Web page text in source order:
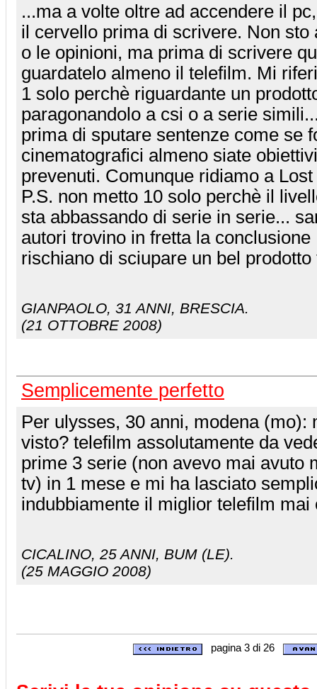
...ma a volte oltre ad accendere il
il cervello prima di scrivere. Non sto
o le opinioni, ma prima di scrivere
guardatelo almeno il telefilm. Mi
1 solo perchè riguardante un
paragonandolo a csi o a serie
prima di sputare sentenze come se
cinematografici almeno siate
prevenuti. Comunque ridiamo a
P.S. non metto 10 solo perchè il
sta abbassando di serie in serie...
autori trovino in fretta la conclusione
rischiano di sciupare un bel
GIANPAOLO, 31 ANNI, BRESCIA.
(21 OTTOBRE 2008)
Semplicemente perfetto
Per ulysses, 30 anni, modena (mo):
visto? telefilm assolutamente da
prime 3 serie (non avevo mai avuto
tv) in 1 mese e mi ha lasciato
indubbiamente il miglior telefilm mai
CICALINO, 25 ANNI, BUM (LE).
(25 MAGGIO 2008)
pagina 3 di 26